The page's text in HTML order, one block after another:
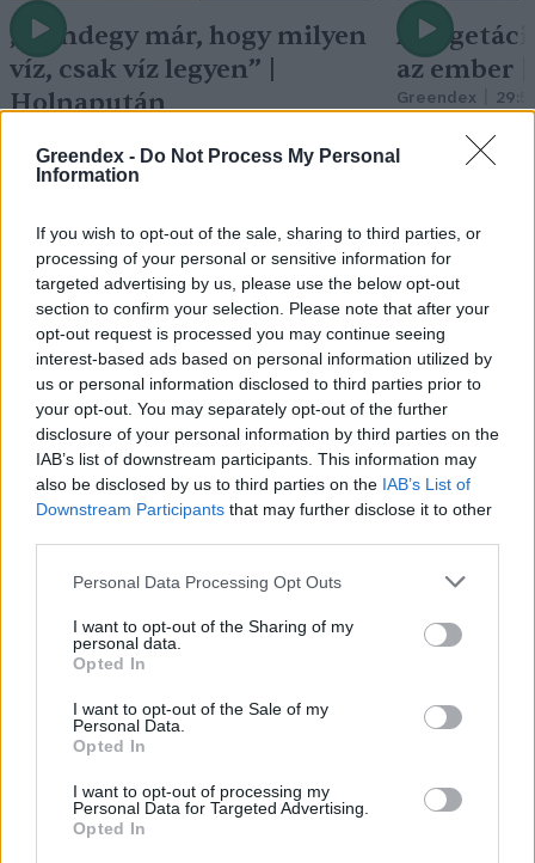
Greendex - Do Not Process My Personal
Information
If you wish to opt-out of the sale, sharing to third parties, or
processing of your personal or sensitive information for
targeted advertising by us, please use the below opt-out
section to confirm your selection. Please note that after your
opt-out request is processed you may continue seeing
interest-based ads based on personal information utilized by
us or personal information disclosed to third parties prior to
your opt-out. You may separately opt-out of the further
disclosure of your personal information by third parties on the
IAB’s list of downstream participants. This information may
also be disclosed by us to third parties on the IAB’s List of
Downstream Participants that may further disclose it to other
Personal Data Processing Opt Outs
I want to opt-out of the Sharing of my
personal data.
Opted In
I want to opt-out of the Sale of my
Personal Data.
Opted In
I want to opt-out of processing my
Personal Data for Targeted Advertising.
Opted In
„Mindegy már, hogy milyen
víz, csak víz legyen” |
Holnapután
A
az ember
Greendex
Cickafark – Az évezredek óta
ismert gyógynövény
EGÉSZSÉGÜNK Börzsey Barbara 1 perc